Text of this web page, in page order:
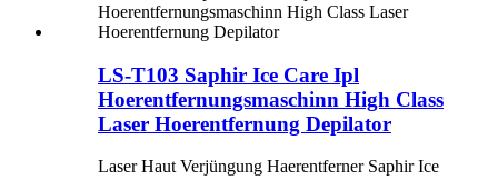
LS-T103 Saphir Ice Care Ipl
Hoerentfernungsmaschinn High Class
Laser Hoerentfernung Depilator
Laser Haut Verjüngung Haerentferner Saphir Ice